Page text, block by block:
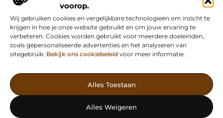
voorop.
Wij gebruiken cookies en vergelijkbare technologieën om inzicht te
krijgen in hoe je onze website gebruikt en om jouw ervaring te
verbeteren. Cookies worden gebruikt voor meerdere doeleinden,
zoals gepersonaliseerde advertenties en het analyseren van
sitegebruik. Bekijk ons cookiebeleid voor meer informatie.
Alles Toestaan
Alles Weigeren
Vind Inspiratie, Deel Inzichten
waardevolle artikelen en effectieve advertenties. Ontdek, leer en
deel jouw verhaal vandaag nog!
Onze informatie